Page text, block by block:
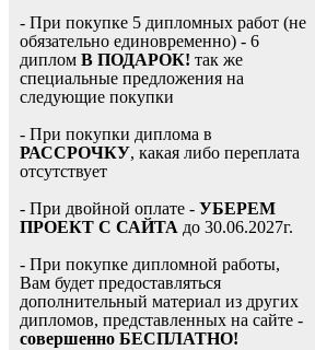
- При покупке 5 дипломных работ (не
обязательно единовременно) - 6
диплом В ПОДАРОК! так же
специальные предложения на
следующие покупки
- При покупки диплома в
РАССРОЧКУ, какая либо переплата
отсутствует
- При двойной оплате - УБЕРЕМ
ПРОЕКТ С САЙТА до 30.06.2027г.
- При покупке дипломной работы,
Вам будет предоставляться
дополнительный материал из других
дипломов, представленных на сайте -
совершенно БЕСПЛАТНО!